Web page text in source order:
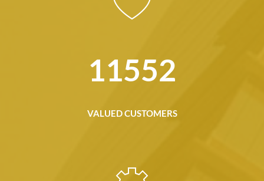
15215
VALUED CUSTOMERS